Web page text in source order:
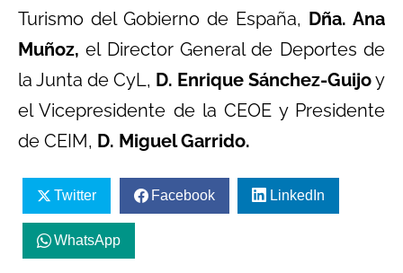
Turismo del Gobierno de España, Dña. Ana
Muñoz, el Director General de Deportes de
la Junta de CyL, D. Enrique Sánchez-Guijoy
el Vicepresidente de la CEOE y Presidente
de CEIM, D. Miguel Garrido.
Twitter Facebook LinkedIn
WhatsApp